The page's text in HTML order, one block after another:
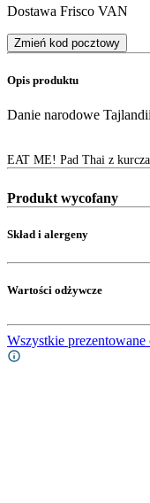
Dostawa Frisco VAN
Zmień kod pocztowy
Opis produktu
Danie narodowe
EAT ME! Pad Thai z
Produkt wycofany
Skład i alergeny
Wartości odżywcze
Wszystkie